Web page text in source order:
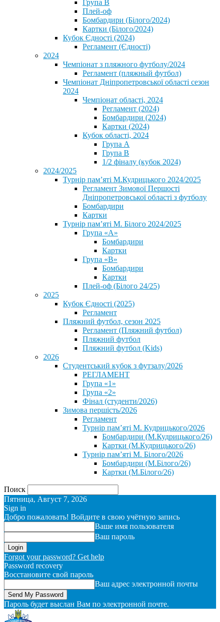
Група В
Плей-оф
Бомбардири (Білого/2024)
Картки (Білого/2024)
Кубок Єдності (2024)
Регламент (Єдності)
2024
Чемпіонат з пляжного футболу/2024
Регламент (пляжный футбол)
Чемпіонат Дніпропетровської області сезон
2024
Чемпіонат області, 2024
Регламент (2024)
Бомбардири (2024)
Картки (2024)
Кубок області, 2024
Група А
Група В
1/2 фіналу (кубок 2024)
2024/2025
Турнір пам’яті М.Кудрицького 2024/2025
Регламент Зимової Першості
Дніпропетровської області з футболу
Бомбардири
Картки
Турнір пам’яті М. Білого 2024/2025
Група «А»
Бомбардири
Картки
Група «В»
Бомбардири
Картки
Плей-оф (Білого 24/25)
2025
Кубок Єдності (2025)
Регламент
Пляжний футбол, сезон 2025
Регламент (Пляжний футбол)
Пляжний футбол
Пляжний футбол (Kids)
2026
Студентський кубок з футзалу/2026
РЕГЛАМЕНТ
Група «1»
Група «2»
Фінал (студенти/2026)
⁨Зимова першість/2026⁩
Регламент
Турнір пам’яті М. Кудрицького/2026
Бомбардири (М.Кудрицького/26)
Картки (М.Кудрицького/26)
Турнір пам’яті М. Білого/2026
Бомбардири (М.Білого/26)
Картки (М.Білого/26)
Поиск
Пятница, Август 7, 2026
Sign in
Добро пожаловать! Войдите в свою учётную запись
Ваше имя пользователя
Ваш пароль
Forgot your password? Get help
Password recovery
Восстановите свой пароль
Ваш адрес электронной почты
Пароль будет выслан Вам по электронной почте.